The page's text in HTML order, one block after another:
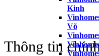
Kinh
Võ
Thông tin